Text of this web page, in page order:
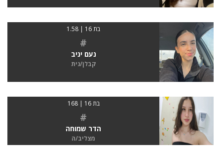
בת 16 | 1.58
#
נעם יניב
קבלן/נית
בת 16 | 168
#
הדר שמוחה
מצליב/ה